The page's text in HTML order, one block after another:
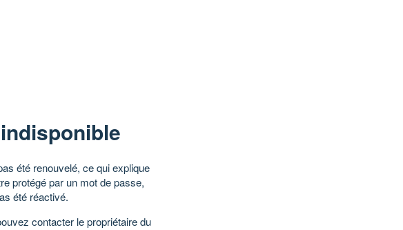
été renouvelé, ce qui explique
protégé par un mot de passe,
été réactivé.
contacter le propriétaire du